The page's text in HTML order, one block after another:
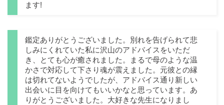
ます!
鑑定ありがとうございました。別れを告げられて悲
しみにくれていた私に沢山のアドバイスをいただ
き、とても心が癒されました。まるで母のような温
かさで対応して下さり魂が震えました。元彼との縁
は切れてないようでしたが、アドバイス通り新しい
出会いに目を向けてもいいかなと思っています。あ
りがとうございました。大好きな先生になりまし